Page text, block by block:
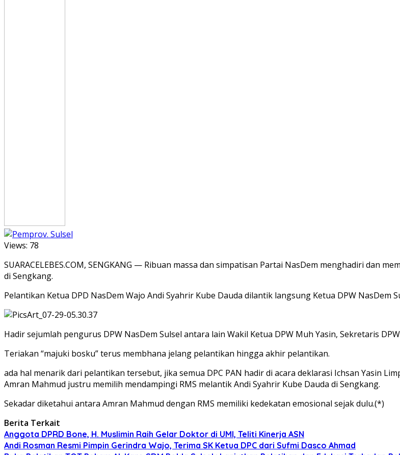
Views: 78
SUARACELEBES.COM, SENGKANG — Ribuan massa dan simpatisan Partai NasDem menghadiri dan
di Sengkang.
Pelantikan Ketua DPD NasDem Wajo Andi Syahrir Kube Dauda dilantik langsung Ketua DPW NasDem
Hadir sejumlah pengurus DPW NasDem Sulsel antara lain Wakil Ketua DPW Muh Yasin, Sekretaris
Teriakan “majuki bosku” terus membhana jelang pelantikan hingga akhir pelantikan.
ada hal menarik dari pelantikan tersebut, jika semua DPC PAN hadir di acara deklarasi Ichsan Yasin
Amran Mahmud justru memilih mendampingi RMS melantik Andi Syahrir Kube Dauda di Sengkang.
Sekadar diketahui antara Amran Mahmud dengan RMS memiliki kedekatan emosional sejak dulu.(*)
Berita Terkait
Anggota DPRD Bone, H. Muslimin Raih Gelar Doktor di UMI, Teliti Kinerja ASN
Andi Rosman Resmi Pimpin Gerindra Wajo, Terima SK Ketua DPC dari Sufmi Dasco Ahmad